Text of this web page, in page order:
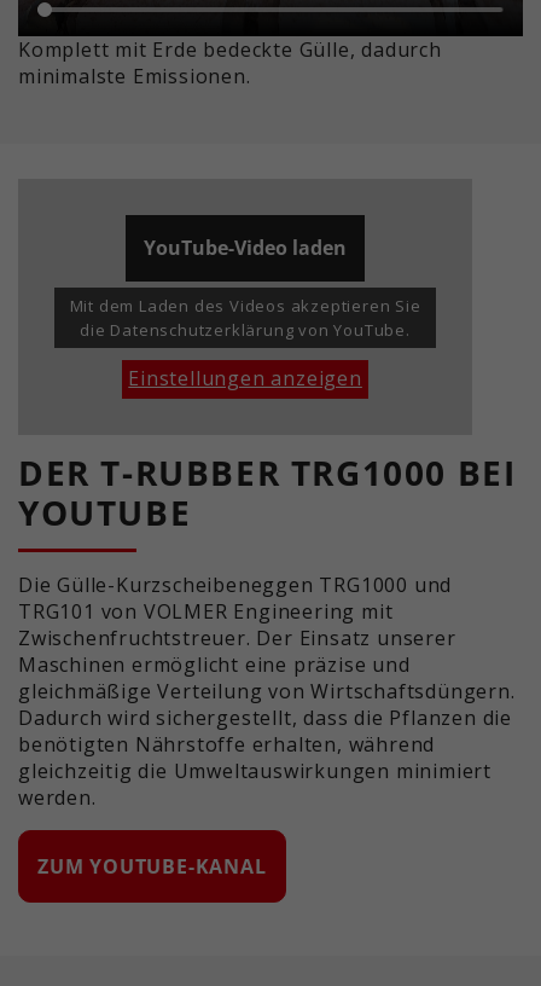
Komplett mit Erde bedeckte Gülle, dadurch
minimalste Emissionen.
YouTube-Video laden
Mit dem Laden des Videos akzeptieren Sie
die Datenschutzerklärung von YouTube.
Einstellungen anzeigen
DER T-RUBBER TRG1000 BEI
YOUTUBE
Die Gülle-Kurzscheibeneggen TRG1000 und
TRG101 von VOLMER Engineering mit
Zwischenfruchtstreuer. Der Einsatz unserer
Maschinen ermöglicht eine präzise und
gleichmäßige Verteilung von Wirtschaftsdüngern.
Dadurch wird sichergestellt, dass die Pflanzen die
benötigten Nährstoffe erhalten, während
gleichzeitig die Umweltauswirkungen minimiert
werden.
ZUM YOUTUBE-KANAL